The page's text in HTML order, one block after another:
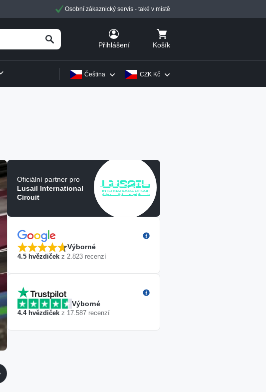
Osobní zákaznický servis - také v místě
Přihlášení Košík
CZK Kč
Čeština
Oficiální partner pro
Lusail International
Circuit
Výborné
4.5 hvězdiček z 2.823 recenzí
Výborné
4.4hvězdiček z 17.587 recenzí